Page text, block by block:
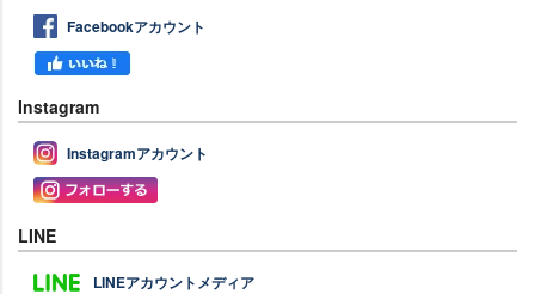
Facebookアカウント
Instagram
Instagramアカウント
LINE
LINEアカウントメディア